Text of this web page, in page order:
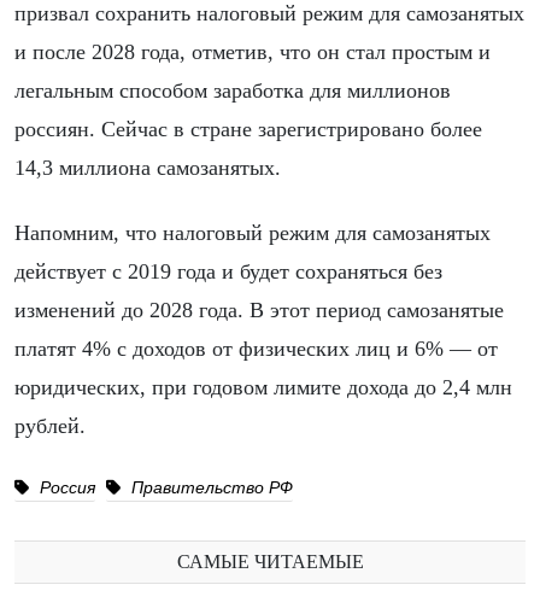
призвал сохранить налоговый режим для самозанятых
и после 2028 года, отметив, что он стал простым и
легальным способом заработка для миллионов
россиян. Сейчас в стране зарегистрировано более
14,3 миллиона самозанятых.
Напомним, что налоговый режим для самозанятых
действует с 2019 года и будет сохраняться без
изменений до 2028 года. В этот период самозанятые
платят 4% с доходов от физических лиц и 6% — от
юридических, при годовом лимите дохода до 2,4 млн
рублей.
Россия Правительство РФ
САМЫЕ ЧИТАЕМЫЕ